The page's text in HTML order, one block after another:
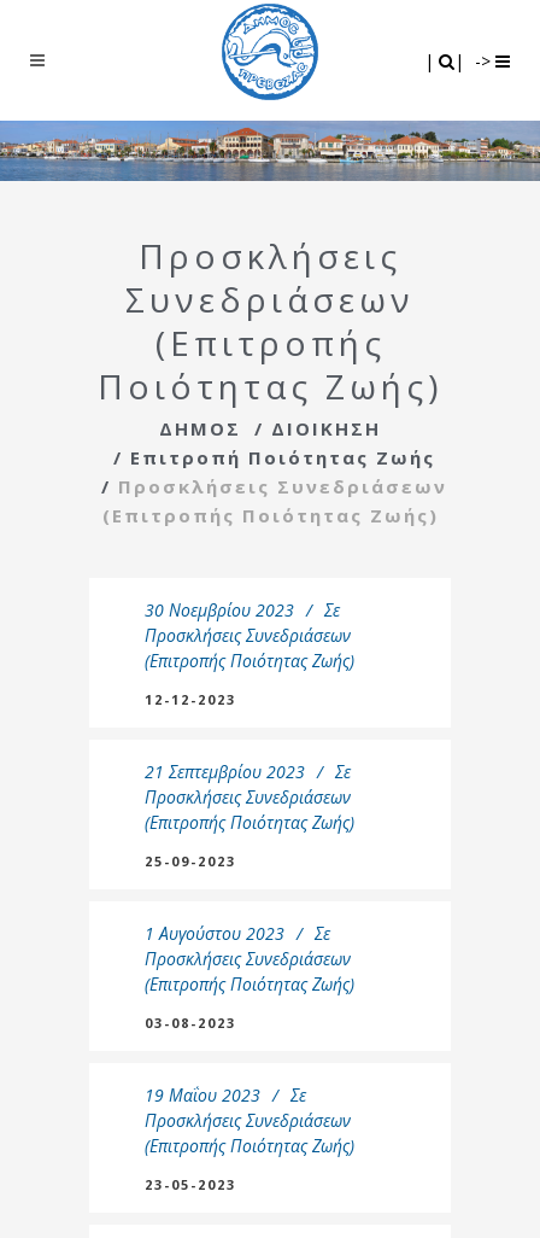
| | ->
Προσκλήσεις
Συνεδριάσεων
(Επιτροπής
Ποιότητας Ζωής)
ΔΗΜΟΣ / ΔΙΟΙΚΗΣΗ
/ Επιτροπή Ποιότητας Ζωής
/ Προσκλήσεις Συνεδριάσεων
(Επιτροπής Ποιότητας Ζωής)
30 Νοεμβρίου 2023
Σε
Προσκλήσεις Συνεδριάσεων
(Επιτροπής Ποιότητας Ζωής)
12-12-2023
21 Σεπτεμβρίου 2023
Σε
Προσκλήσεις Συνεδριάσεων
(Επιτροπής Ποιότητας Ζωής)
25-09-2023
1 Αυγούστου 2023
Σε
Προσκλήσεις Συνεδριάσεων
(Επιτροπής Ποιότητας Ζωής)
03-08-2023
19 Μαΐου 2023
Σε
Προσκλήσεις Συνεδριάσεων
(Επιτροπής Ποιότητας Ζωής)
23-05-2023